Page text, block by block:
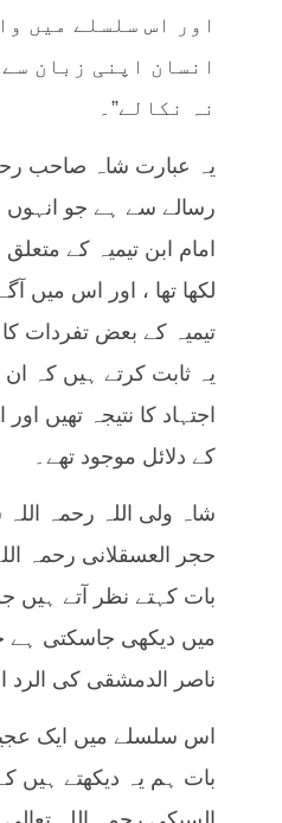
اور اس سلسلے میں
انسان اپنی زبان
نہ نکالے”۔
یہ عبارت شاہ صاحب
رسالے سے ہے جو
امام ابن تیمیہ کے
لکھا تھا ، اور اس میں
تیمیہ کے بعض تفردات کا
یہ ثابت کرتے ہیں کہ ان
اجتہاد کا نتیجہ تھیں
کے دلائل موجود تھے۔
شاہ ولی اللہ رحمہ
حجر العسقلانی رحمہ
بات کہتے نظر آتے ہیں
میں دیکھی جاسکتی ہے
ناصر الدمشقی کی الرد
اس سلسلے میں ایک
بات ہم یہ دیکھتے ہیں